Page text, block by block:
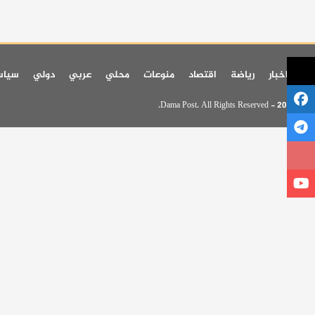
اخر اخبار رياضة اقتصاد منوعات محلي عربي دولي
© 2026 - Dama Post. All Rights Reserved.